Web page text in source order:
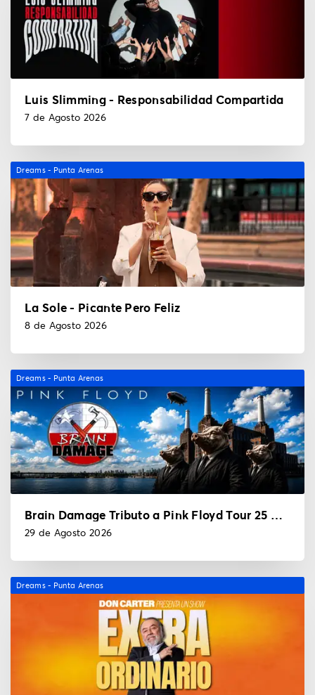
Luis Slimming - Responsabilidad Compartida
7 de Agosto 2026
Dreams - Punta Arenas
La Sole - Picante Pero Feliz
8 de Agosto 2026
Dreams - Punta Arenas
Brain Damage Tributo a Pink Floyd Tour 25 Años
29 de Agosto 2026
Dreams - Punta Arenas